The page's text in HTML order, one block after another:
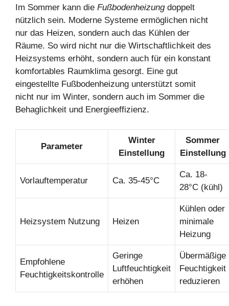
Im Sommer kann die Fußbodenheizungdoppelt
nützlich sein. Moderne Systeme ermöglichen nicht
nur das Heizen, sondern auch das Kühlen der
Räume. So wird nicht nur die Wirtschaftlichkeit des
Heizsystems erhöht, sondern auch für ein konstant
komfortables Raumklima gesorgt. Eine gut
eingestellte Fußbodenheizung unterstützt somit
nicht nur im Winter, sondern auch im Sommer die
Behaglichkeit und Energieeffizienz.
Parameter
Winter
Einstellung
Sommer
Einstellung
Vorlauftemperatur Ca. 35-45°C
Ca. 18-
28°C (kühl)
Heizsystem Nutzung Heizen
Kühlen oder
minimale
Heizung
Empfohlene
Feuchtigkeitskontrolle
Geringe
Luftfeuchtigkeit
erhöhen
Übermäßige
Feuchtigkeit
reduzieren